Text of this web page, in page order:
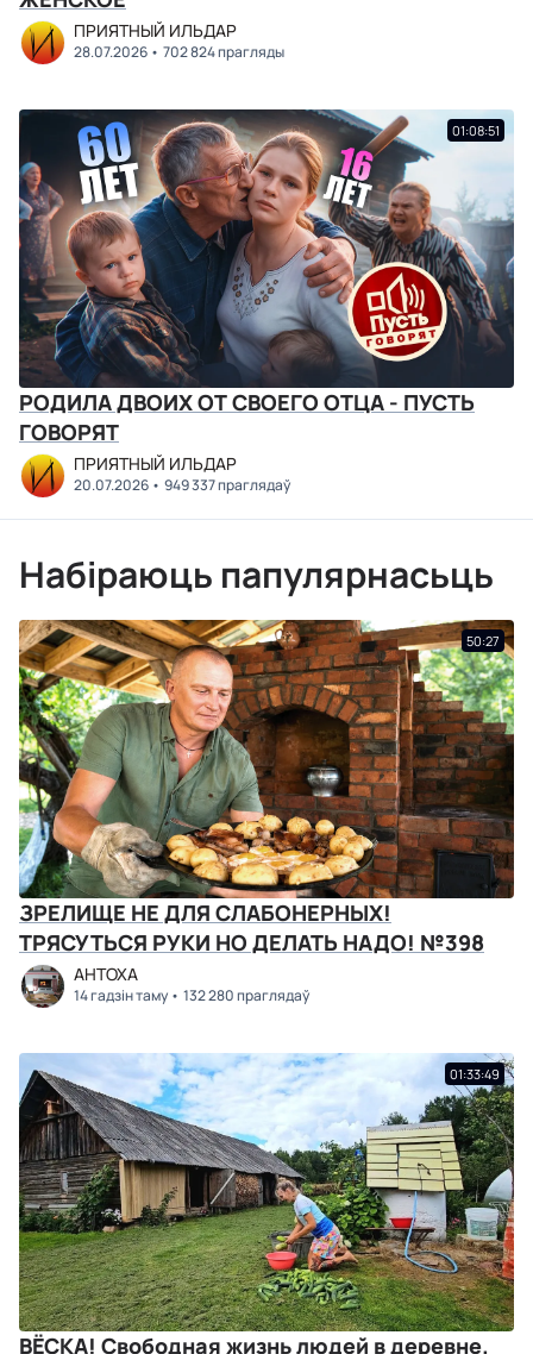
ПРИЯТНЫЙ ИЛЬДАР
28.07.2026 702 824 прагляды
01:08:51
РОДИЛА ДВОИХ ОТ СВОЕГО ОТЦА - ПУСТЬ
ГОВОРЯТ
ПРИЯТНЫЙ ИЛЬДАР
20.07.2026 949 337 праглядаў
Набіраюць папулярнасьць
50:27
ЗРЕЛИЩЕ НЕ ДЛЯ СЛАБОНЕРНЫХ!
ТРЯСУТЬСЯ РУКИ НО ДЕЛАТЬ НАДО! №398
АНТОХА
14 гадзін таму 132 280 праглядаў
01:33:49
ВЁСКА! Свободная жизнь людей в деревне.